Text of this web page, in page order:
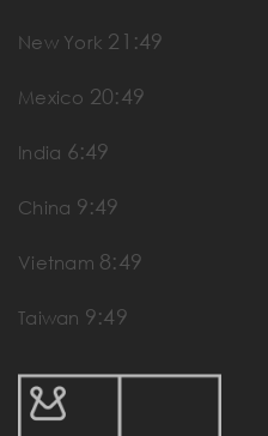
New York 21:49
Mexico 20:49
India 6:49
China 9:49
Vietnam 8:49
Taiwan 9:49